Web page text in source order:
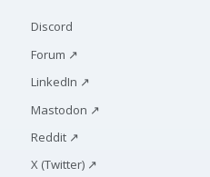
Discord
Forum ↗
LinkedIn ↗
Mastodon ↗
Reddit ↗
X (Twitter) ↗